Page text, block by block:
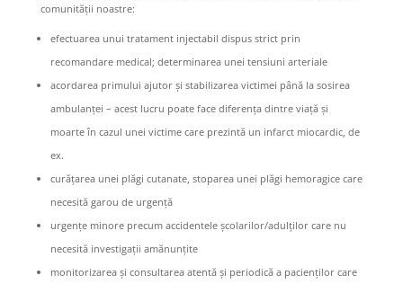
comunității noastre:
efectuarea unui tratament injectabil dispus strict prin
recomandare medical; determinarea unei tensiuni arteriale
acordarea primului ajutor și stabilizarea victimei până la sosirea
ambulanței – acest lucru poate face diferența dintre viață și
moarte în cazul unei victime care prezintă un infarct miocardic, de
ex.
curățarea unei plăgi cutanate, stoparea unei plăgi hemoragice care
necesită garou de urgență
urgențe minore precum accidentele școlarilor/adulților care nu
necesită investigații amănunțite
monitorizarea și consultarea atentă și periodică a pacienților care